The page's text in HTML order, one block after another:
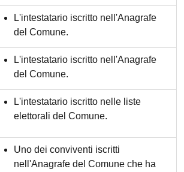
L'intestatario iscritto nell'Anagrafe
del Comune.
L'intestatario iscritto nell'Anagrafe
del Comune.
L'intestatario iscritto nelle liste
elettorali del Comune.
Uno dei conviventi iscritti
nell'Anagrafe del Comune che ha